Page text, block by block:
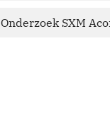
Onderzoek SXM